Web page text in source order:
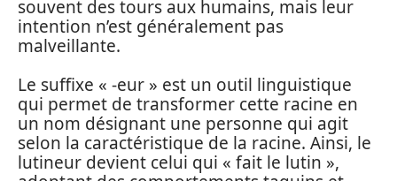
souvent des tours aux humains, mais leur
intention n’est généralement pas
malveillante.
Le suffixe « -eur » est un outil linguistique
qui permet de transformer cette racine en
un nom désignant une personne qui agit
selon la caractéristique de la racine. Ainsi, le
lutineur devient celui qui « fait le lutin »,